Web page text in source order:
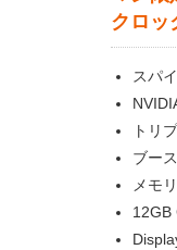
クロッ
スパ
トリ
ブー
メモ
12GB